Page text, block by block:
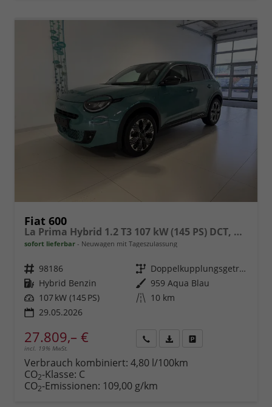
Fiat 600
La Prima Hybrid 1.2 T3 107 kW (145 PS) DCT, Winterpaket, Dolce Vita Paket, Ledersitze Canneloni, Chrom Akzente, Klimaautomatik, Einparkhilfe hinten, LED-Scheinwerfer, Volldigitales Kombiinstrument, Fernlichtassistent, uvm.
sofort lieferbar Neuwagen mit Tageszulassung
Fahrzeugnr. 98186 Getriebe
Doppelkupplungsgetriebe (DSG)
Kraftstoff Hybrid Benzin Außenfarbe 959 Aqua Blau
Leistung 107 kW (145 PS) Kilometerstand 10 km
29.05.2026
27.809,– €
incl. 19% MwSt.
anfordern
Datei,
Verbrauch kombiniert: 4,80 l/100km
CO2-Klasse: C
CO2-Emissionen: 109,00 g/km